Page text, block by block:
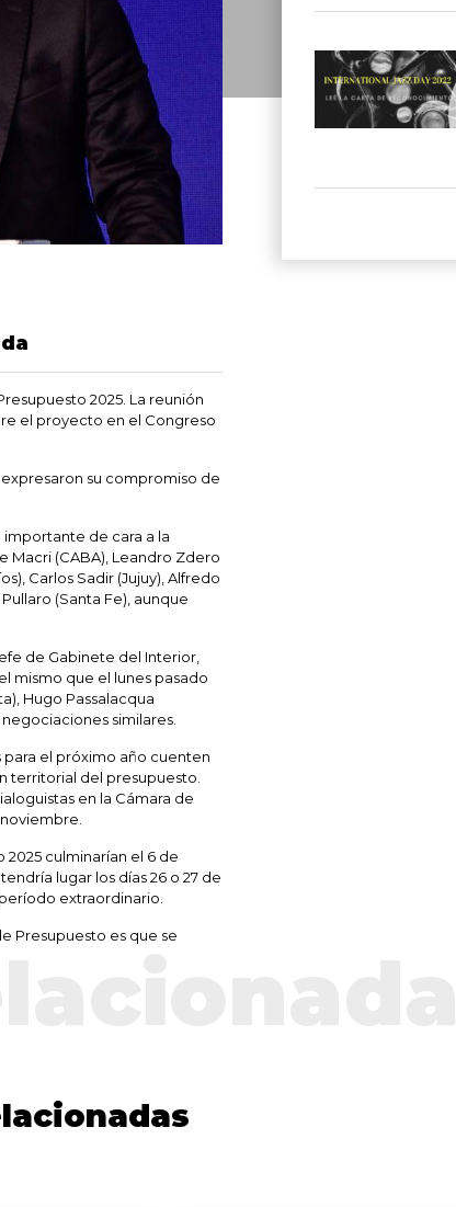
2025. La reunión
el proyecto en el Congreso
su compromiso de
de cara a la
(CABA), Leandro Zdero
Carlos Sadir (Jujuy), Alfredo
(Santa Fe), aunque
de Gabinete del Interior,
mismo que el lunes pasado
Hugo Passalacqua
similares.
para el próximo año cuenten
territorial del presupuesto.
en la Cámara de
culminarían el 6 de
lugar los días 26 o 27 de
extraordinario.
Presupuesto es que se